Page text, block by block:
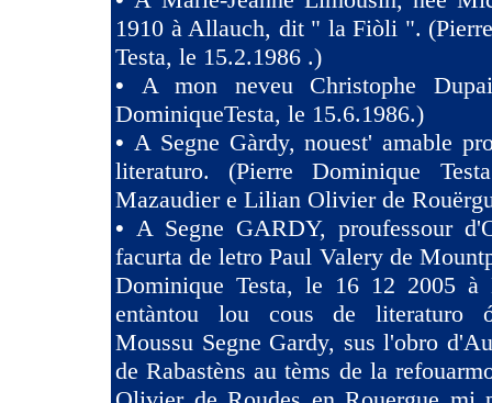
1910 à Allauch, dit " la Fiòli ".
Testa, le 15.2.1986 .)
• A mon neveu Christophe
DominiqueTesta, le 15.6.1986.)
• A Segne Gàrdy, nouest' amable
literaturo. (Pierre Dominique
Mazaudier e Lilian Olivier de
• A Segne GARDY, proufessour
facurta de letro Paul Valery de
Dominique Testa, le 16 12 2005 à
entàntou lou cous de literaturo
Moussu Segne Gardy, sus l'obro
de Rabastèns au tèms de la